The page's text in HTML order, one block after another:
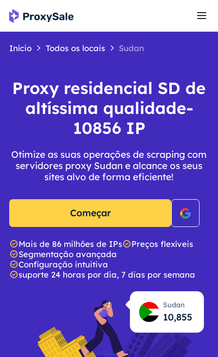
Início Todos os locais Sudan
Proxy residencial SD de
altíssima qualidade-
10856 IP
Otimize as suas operações de scraping com
servidores proxy Sudan e alcance os seus
sites alvo de forma eficiente!
Começar
Mais de 86 milhões de IPs
Preços flexíveis
Segmentação avançada
Configuração intuitiva
suporte 24 horas por dia, 7 dias por semana
Sudan
10,856